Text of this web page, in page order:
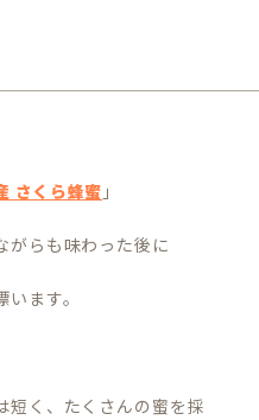
さくら蜂蜜 」
がらも味わった後に
ます。
短く、たくさんの蜜を採